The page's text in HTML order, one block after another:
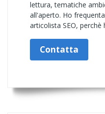
lettura, tematiche
all'aperto. Ho
articolista SEO, perchè
Contatta